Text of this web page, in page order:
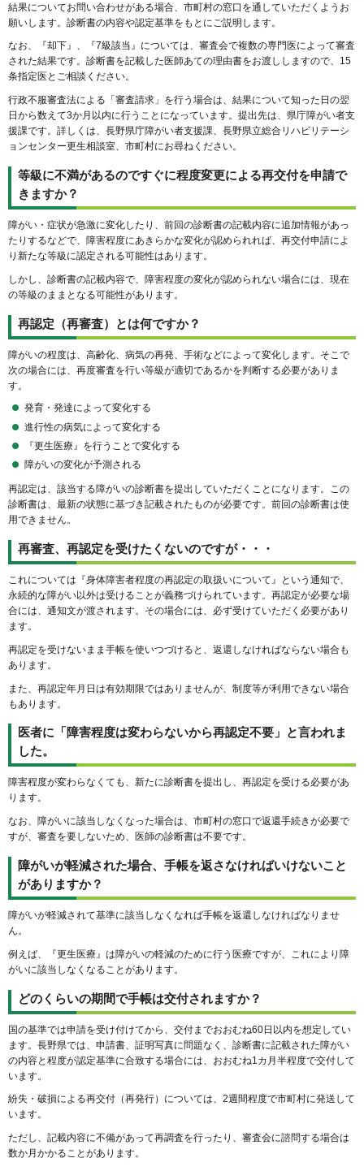
結果についてお問い合わせがある場合、市町村の窓口を通していただくようお
願いします。診断書の内容や認定基準をもとにご説明します。
なお、『却下』、『7級該当』については、審査会で複数の専門医によって審査
された結果です。診断書を記載した医師あての理由書をお渡ししますので、15
条指定医とご相談ください。
行政不服審査法による「審査請求」を行う場合は、結果について知った日の翌
日から数えて3か月以内に行うことになっています。提出先は、県庁障がい者支
援課です。詳しくは、長野県庁障がい者支援課、長野県立総合リハビリテーシ
ョンセンター更生相談室、市町村にお尋ねください。
等級に不満があるのですぐに程度変更による再交付を申請で
きますか？
障がい・症状が急激に変化したり、前回の診断書の記載内容に追加情報があっ
たりするなどで、障害程度にあきらかな変化が認められれば、再交付申請によ
り新たな等級に認定される可能性はあります。
しかし、診断書の記載内容で、障害程度の変化が認められない場合には、現在
の等級のままとなる可能性があります。
再認定（再審査）とは何ですか？
障がいの程度は、高齢化、病気の再発、手術などによって変化します。そこで
次の場合には、再度審査を行い等級が適切であるかを判断する必要がありま
す。
発育・発達によって変化する
進行性の病気によって変化する
『更生医療』を行うことで変化する
障がいの変化が予測される
再認定は、該当する障がいの診断書を提出していただくことになります。この
診断書は、最新の状態に基づき記載されたものが必要です。前回の診断書は使
用できません。
再審査、再認定を受けたくないのですが・・・
これについては『身体障害者程度の再認定の取扱いについて』という通知で、
永続的な障がい以外は受けることが義務づけられています。再認定が必要な場
合には、通知文が渡されます。その場合には、必ず受けていただく必要があり
ます。
再認定を受けないまま手帳を使いつづけると、返還しなければならない場合も
あります。
また、再認定年月日は有効期限ではありませんが、制度等が利用できない場合
もあります。
医者に「障害程度は変わらないから再認定不要」と言われま
した。
障害程度が変わらなくても、新たに診断書を提出し、再認定を受ける必要があ
ります。
なお、障がいに該当しなくなった場合は、市町村の窓口で返還手続きが必要で
すが、審査を要しないため、医師の診断書は不要です。
障がいが軽減された場合、手帳を返さなければいけないこと
がありますか？
障がいが軽減されて基準に該当しなくなれば手帳を返還しなければなりませ
ん。
例えば、『更生医療』は障がいの軽減のために行う医療ですが、これにより障
がいに該当しなくなることがあります。
どのくらいの期間で手帳は交付されますか？
国の基準では申請を受け付けてから、交付までおおむね60日以内を想定してい
ます。長野県では、申請書、証明写真に問題なく、診断書に記載された障がい
の内容と程度が認定基準に合致する場合には、おおむね1カ月半程度で交付して
います。
紛失・破損による再交付（再発行）については、2週間程度で市町村に発送して
います。
ただし、記載内容に不備があって再調査を行ったり、審査会に諮問する場合は
数か月かかることがあります。